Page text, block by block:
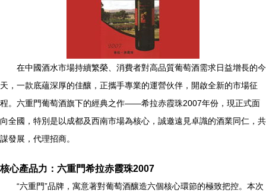
在中國酒水市場持續繁榮、消費者對高品質葡萄酒需求日益增長的今
天，一款底蘊深厚的佳釀，正攜手專業的運營伙伴，開啟全新的市場征
程。六重門葡萄酒旗下的經典之作——希拉赤霞珠2007年份，現正式面
向全國，特別是以成都及西南市場為核心，誠邀遠見卓識的酒業同仁，共
謀發展，代理招商。
核心產品力：六重門希拉赤霞珠2007
“六重門”品牌，寓意著對葡萄酒釀造六個核心環節的極致把控。本次